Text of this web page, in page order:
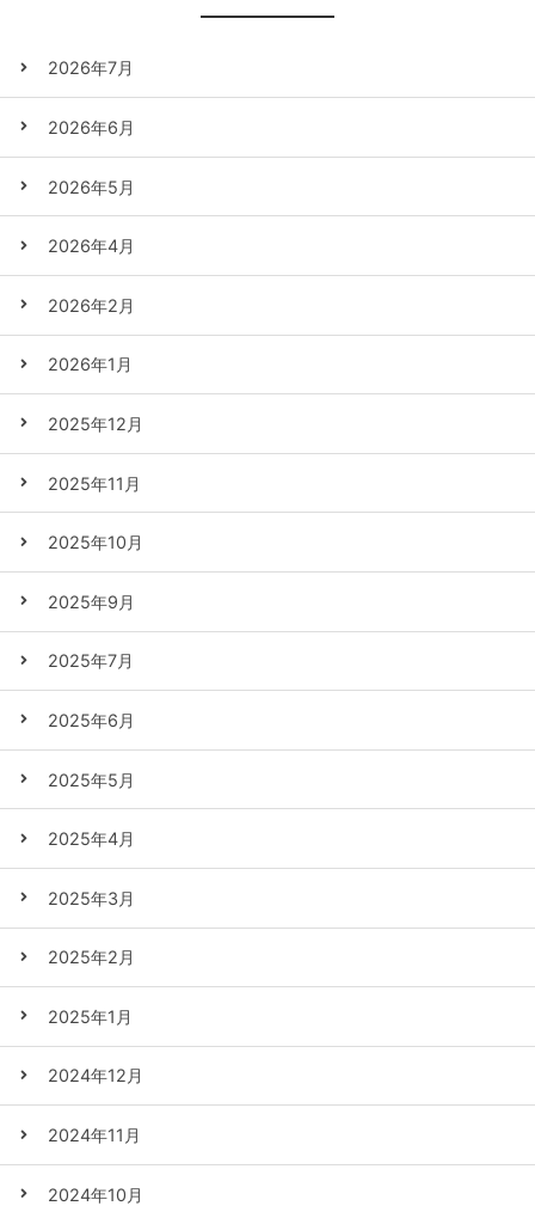
2026年7月
2026年6月
2026年5月
2026年4月
2026年2月
2026年1月
2025年12月
2025年11月
2025年10月
2025年9月
2025年7月
2025年6月
2025年5月
2025年4月
2025年3月
2025年2月
2025年1月
2024年12月
2024年11月
2024年10月